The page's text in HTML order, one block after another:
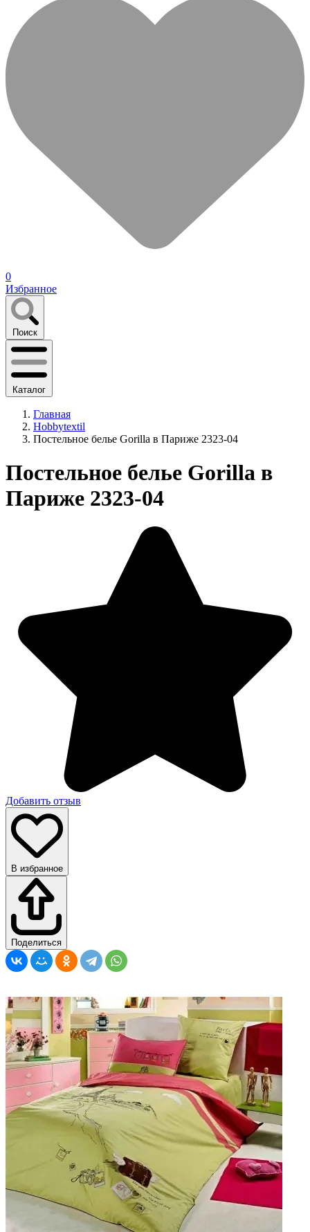
0
Избранное
Поиск
Каталог
Главная
Hobbytextil
Постельное белье Gorilla в Париже 2323-04
Постельное белье Gorilla в
Париже 2323-04
Добавить отзыв
В избранное
Поделиться